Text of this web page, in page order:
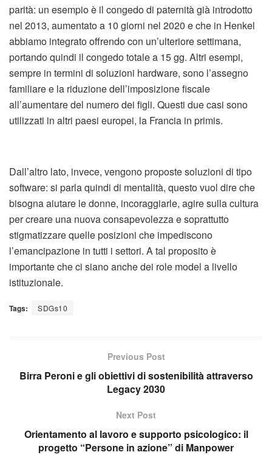
parità: un esempio è il congedo di paternità già introdotto
nel 2013, aumentato a 10 giorni nel 2020 e che in Henkel
abbiamo integrato offrendo con un’ulteriore settimana,
portando quindi il congedo totale a 15 gg. Altri esempi,
sempre in termini di soluzioni hardware, sono l’assegno
familiare e la riduzione dell’imposizione fiscale
all’aumentare del numero dei figli. Questi due casi sono
utilizzati in altri paesi europei, la Francia in primis.
Dall’altro lato, invece, vengono proposte soluzioni di tipo
software: si parla quindi di mentalità, questo vuol dire che
bisogna aiutare le donne, incoraggiarle, agire sulla cultura
per creare una nuova consapevolezza e soprattutto
stigmatizzare quelle posizioni che impediscono
l’emancipazione in tutti i settori. A tal proposito è
importante che ci siano anche dei role model a livello
istituzionale.
Tags: SDGs10
Previous Post
Birra Peroni e gli obiettivi di sostenibilità attraverso
Legacy 2030
Next Post
Orientamento al lavoro e supporto psicologico: il
progetto “Persone in azione” di Manpower